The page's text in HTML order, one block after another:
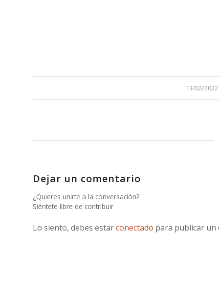
13/02/2022
/
Dejar un comentario
¿Quieres unirte a la conversación?
Siéntete libre de contribuir
Lo siento, debes estarconectado para publicar un